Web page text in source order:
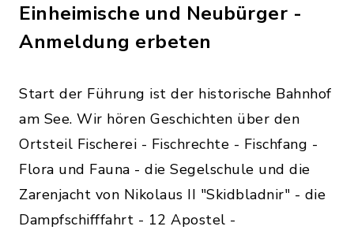
Einheimische und Neubürger -
Anmeldung erbeten
Start der Führung ist der historische Bahnhof
am See. Wir hören Geschichten über den
Ortsteil Fischerei - Fischrechte - Fischfang -
Flora und Fauna - die Segelschule und die
Zarenjacht von Nikolaus II "Skidbladnir" - die
Dampfschifffahrt - 12 Apostel -